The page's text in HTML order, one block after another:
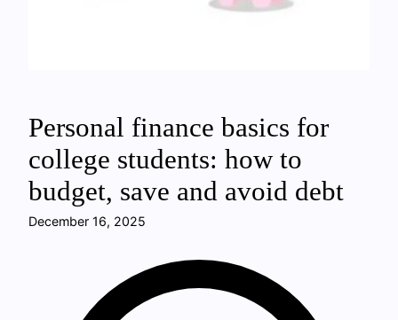
Personal finance basics for
college students: how to
budget, save and avoid debt
December 16, 2025